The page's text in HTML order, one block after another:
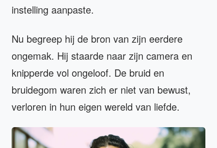
instelling aanpaste.
Nu begreep hij de bron van zijn eerdere
ongemak. Hij staarde naar zijn camera en
knipperde vol ongeloof. De bruid en
bruidegom waren zich er niet van bewust,
verloren in hun eigen wereld van liefde.